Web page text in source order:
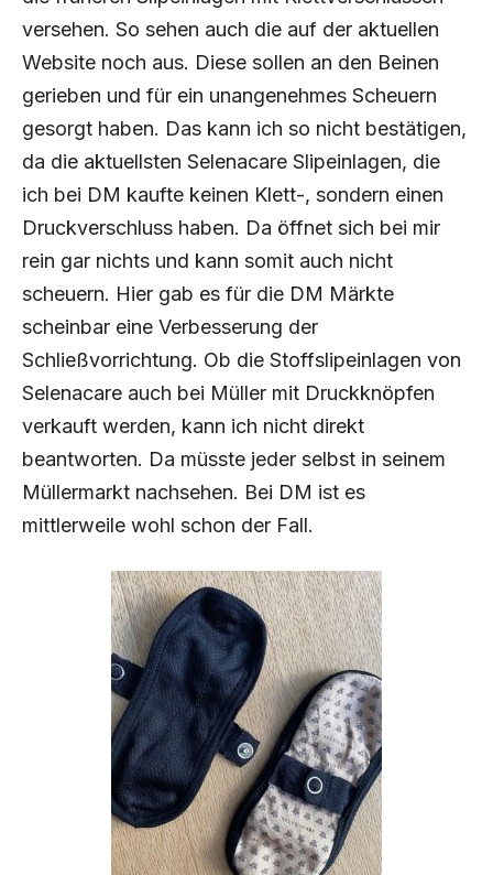
versehen. So sehen auch die auf der aktuellen
Website noch aus. Diese sollen an den Beinen
gerieben und für ein unangenehmes Scheuern
gesorgt haben. Das kann ich so nicht bestätigen,
da die aktuellsten Selenacare Slipeinlagen, die
ich bei DM kaufte keinen Klett-, sondern einen
Druckverschluss haben. Da öffnet sich bei mir
rein gar nichts und kann somit auch nicht
scheuern. Hier gab es für die DM Märkte
scheinbar eine Verbesserung der
Schließvorrichtung. Ob die Stoffslipeinlagen von
Selenacare auch bei Müller mit Druckknöpfen
verkauft werden, kann ich nicht direkt
beantworten. Da müsste jeder selbst in seinem
Müllermarkt nachsehen. Bei DM ist es
mittlerweile wohl schon der Fall.